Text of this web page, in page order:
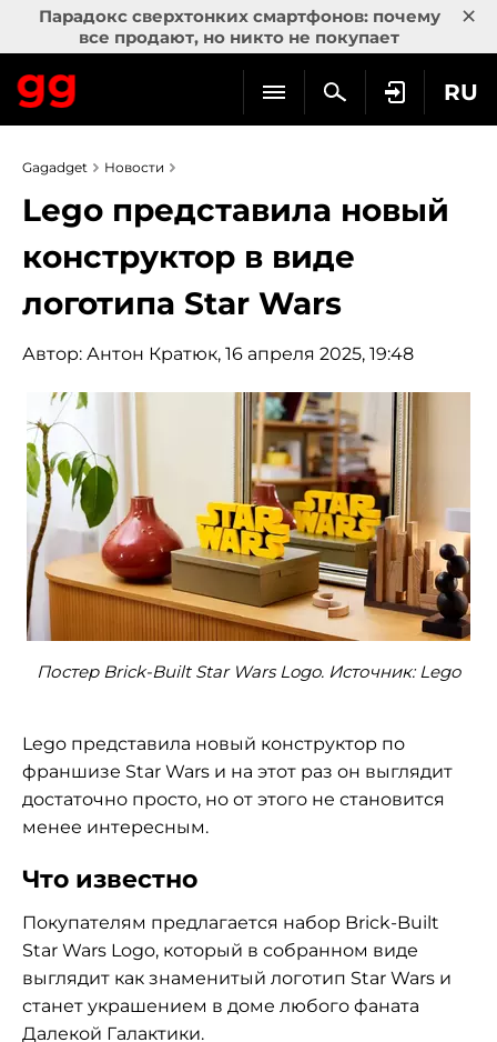
Парадокс сверхтонких смартфонов: почему
все продают, но никто не покупает
×
RU
Gagadget Новости
Lego представила новый
конструктор в виде
логотипа Star Wars
Автор: Антон Кратюк, 16 апреля 2025, 19:48
Постер Brick-Built Star Wars Logo. Источник: Lego
Lego представила новый конструктор по
франшизе Star Wars и на этот раз он выглядит
достаточно просто, но от этого не становится
менее интересным.
Что известно
Покупателям предлагается набор Brick-Built
Star Wars Logo, который в собранном виде
выглядит как знаменитый логотип Star Wars и
станет украшением в доме любого фаната
Далекой Галактики.